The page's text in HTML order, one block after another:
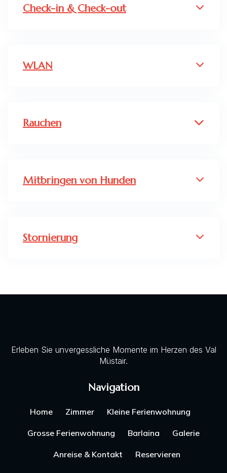
Rauchen
Mitbringen von Hunden
Stornierung
Check-in & Check-out
WLAN
Erleben Sie unvergessliche Momente im Herzen des Val
Müstair.
Navigation
Home Zimmer Kleine Ferienwohnung
Grosse Ferienwohnung Barlaina Galerie
Anreise & Kontakt Reservieren